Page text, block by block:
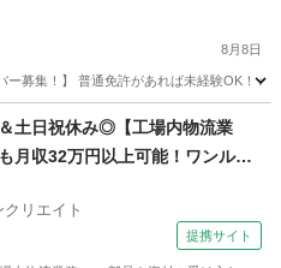
8月8日
ー募集！】 普通免許があれば未経験OK！
土日祝休み◎【工場内物流業
月収32万円以上可能！ワンルー
リエイト
提携サイト